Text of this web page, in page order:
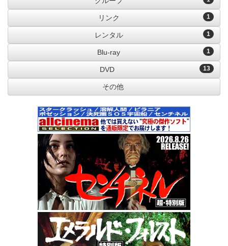
1
リンク
1
レンタル
1
Blu-ray
13
DVD
その他